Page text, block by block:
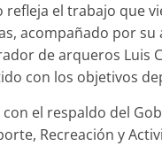
el trabajo que
acompañado por
de arqueros
con los objetivos
con el respaldo del
Recreación y